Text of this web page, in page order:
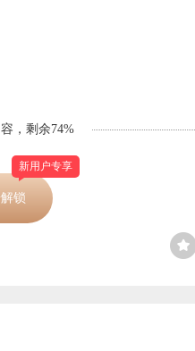
，剩余74%
锁
新用户专享